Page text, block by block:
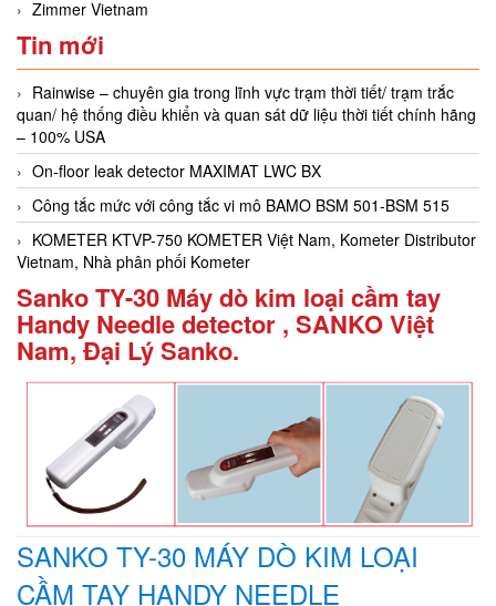
Zimmer Vietnam
Tin mới
Rainwise – chuyên gia trong lĩnh vực trạm thời tiết/ trạm trắc
quan/ hệ thống điều khiển và quan sát dữ liệu thời tiết chính hãng
– 100% USA
On-floor leak detector MAXIMAT LWC BX
Công tắc mức với công tắc vi mô BAMO BSM 501-BSM 515
KOMETER KTVP-750 KOMETER Việt Nam, Kometer Distributor
Vietnam, Nhà phân phối Kometer
Sanko TY-30 Máy dò kim loại cầm tay
Handy Needle detector , SANKO Việt
Nam, Đại Lý Sanko.
SANKO TY-30 MÁY DÒ KIM LOẠI
CẦM TAY HANDY NEEDLE